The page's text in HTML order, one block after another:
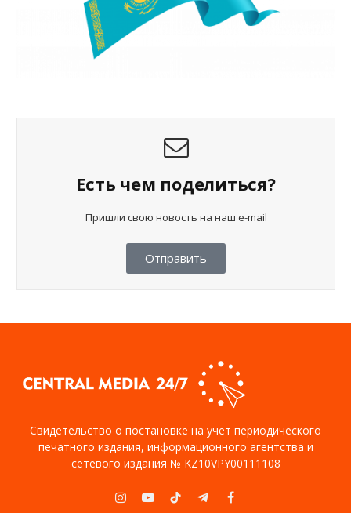
Есть чем поделиться?
Пришли свою новость на наш e-mail
Отправить
Свидетельство о постановке на учет периодического
печатного издания, информационного агентства и
сетевого издания № KZ10VPY00111108
Instagram
YouTubeTikTokTelegramFacebook